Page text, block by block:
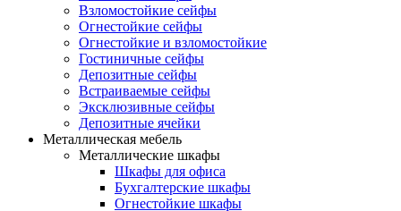
Взломостойкие сейфы
Огнестойкие сейфы
Огнестойкие и взломостойкие
Гостиничные сейфы
Депозитные сейфы
Встраиваемые сейфы
Эксклюзивные сейфы
Депозитные ячейки
Металлическая мебель
Металлические шкафы
Шкафы для офиса
Бухгалтерские шкафы
Огнестойкие шкафы